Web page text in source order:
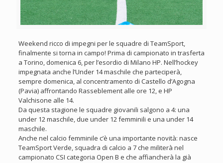
Weekend ricco di impegni per le squadre di TeamSport,
finalmente si torna in campo! Prima di campionato in trasferta
a Torino, domenica 6, per l’esordio di Milano HP. Nell’hockey
impegnata anche l’Under 14 maschile che parteciperà,
sempre domenica, al concentramento di Castello d’Agogna
(Pavia) affrontando Rasseblement alle ore 12, e HP
Valchisone alle 14.
Da questa stagione le squadre giovanili salgono a 4: una
under 12 maschile, due under 12 femminili e una under 14
maschile.
Anche nel calcio femminile c’è una importante novità: nasce
TeamSport Verde, squadra di calcio a 7 che militerà nel
campionato CSI categoria Open B e che affiancherà la già